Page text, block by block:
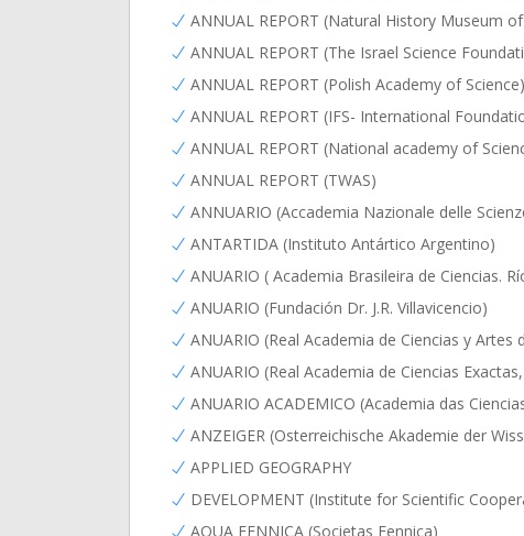
ANNUAL REPORT (Natural History Museum
ANNUAL REPORT (The Israel Science
ANNUAL REPORT (Polish Academy of Science)
ANNUAL REPORT (IFS- International
ANNUAL REPORT (National academy of
ANNUAL REPORT (TWAS)
ANNUARIO (Accademia Nazionale delle
ANTARTIDA (Instituto Antártico Argentino)
ANUARIO ( Academia Brasileira de Ciencias.
ANUARIO (Fundación Dr. J.R. Villavicencio)
ANUARIO (Real Academia de Ciencias y Artes
ANUARIO (Real Academia de Ciencias
ANUARIO ACADEMICO (Academia das
ANZEIGER (Osterreichische Akademie der
APPLIED GEOGRAPHY
DEVELOPMENT (Institute for Scientific
AQUA FENNICA (Societas Fennica)